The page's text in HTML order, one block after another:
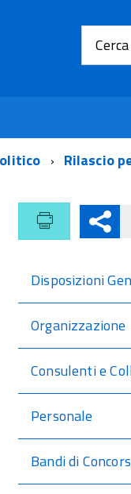
Cerca
Rilascio
Disposizioni
Organizzazione
Consulenti e
Personale
Bandi di